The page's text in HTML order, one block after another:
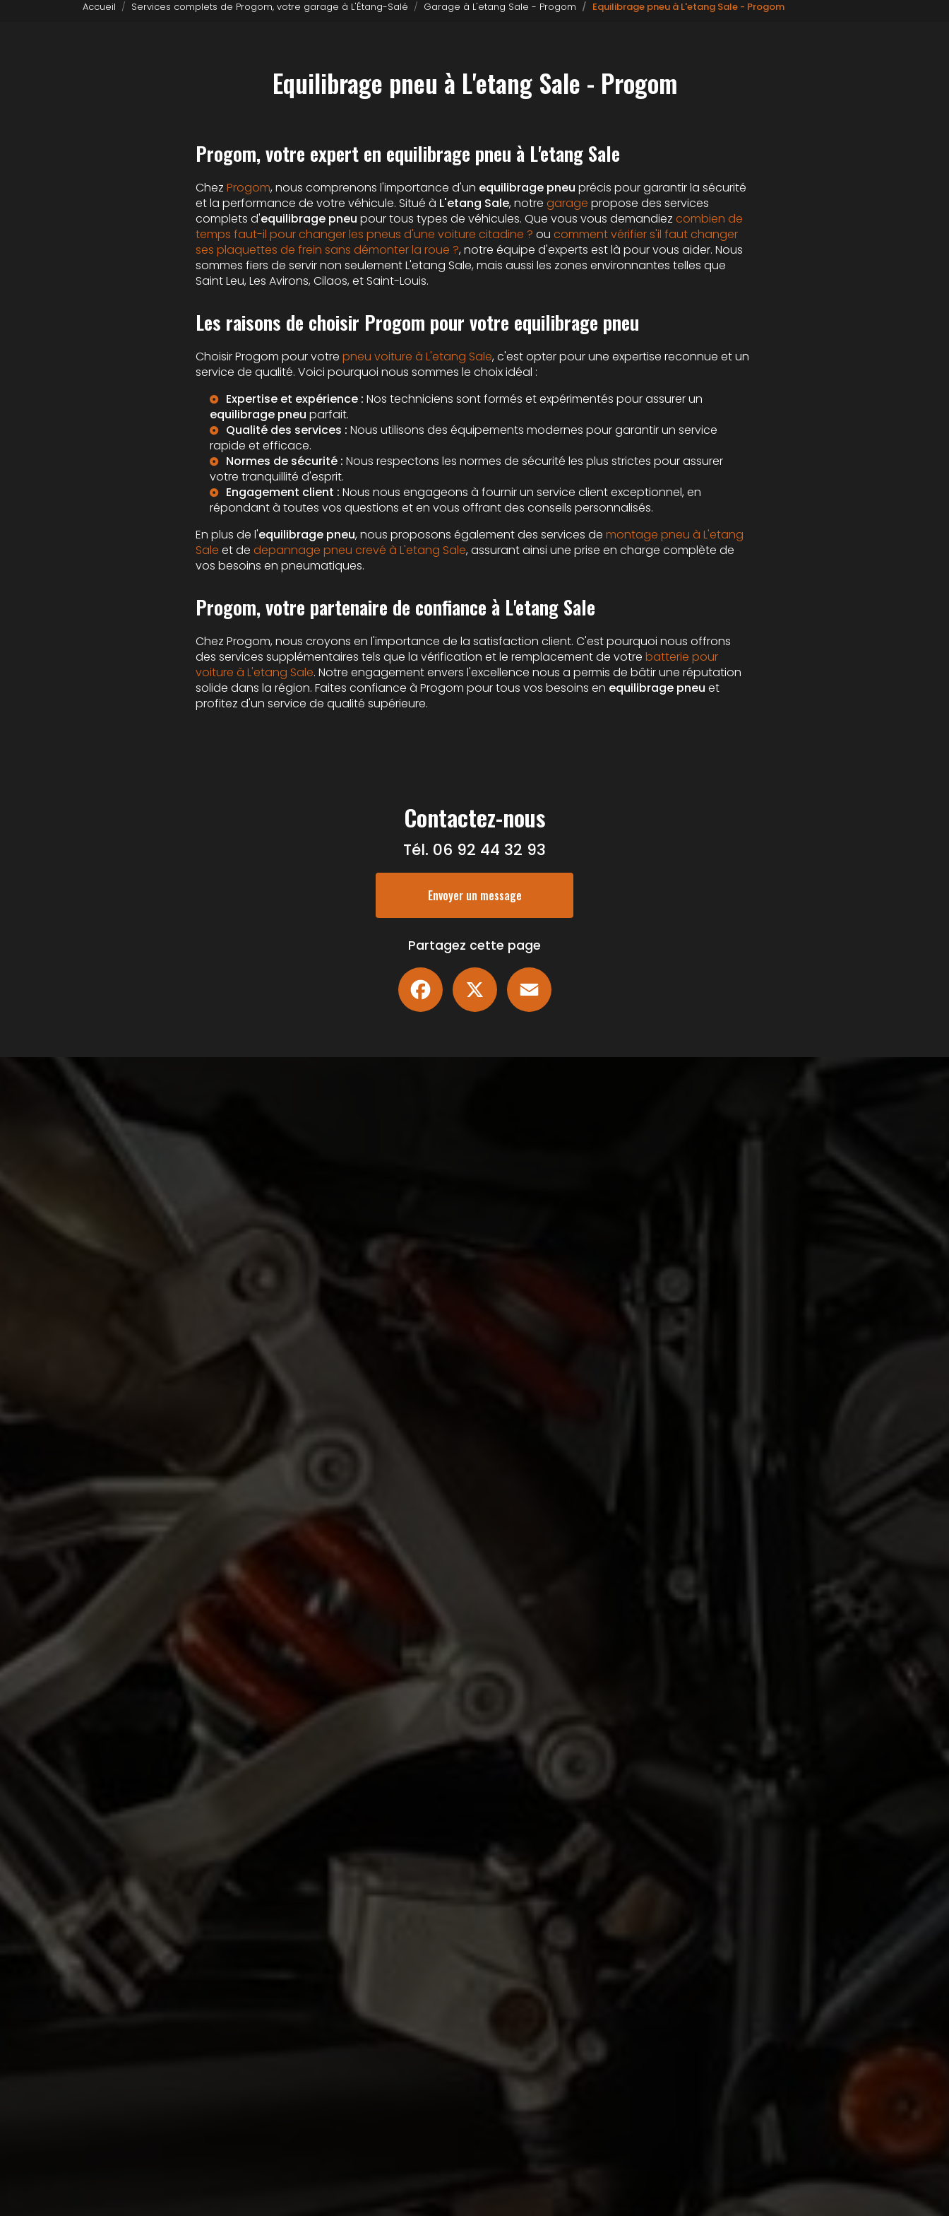
Accueil Services complets de Progom, votre garage à L'Étang-Salé Garage à L'etang Sale - Progom Equilibrage pneu à L'etang Sale - Progom
Equilibrage pneu à L'etang Sale - Progom
Progom, votre expert en equilibrage pneu à L'etang Sale
Chez Progom, nous comprenons l'importance d'un equilibrage pneu précis pour garantir la sécurité
et la performance de votre véhicule. Situé à L'etang Sale, notre garage propose des services
complets d'equilibrage pneu pour tous types de véhicules. Que vous vous demandiez combien de
temps faut-il pour changer les pneus d'une voiture citadine ? ou comment vérifier s'il faut changer
ses plaquettes de frein sans démonter la roue ?, notre équipe d'experts est là pour vous aider. Nous
sommes fiers de servir non seulement L'etang Sale, mais aussi les zones environnantes telles que
Saint Leu, Les Avirons, Cilaos, et Saint-Louis.
Les raisons de choisir Progom pour votre equilibrage pneu
Choisir Progom pour votre pneu voiture à L'etang Sale, c'est opter pour une expertise reconnue et un
service de qualité. Voici pourquoi nous sommes le choix idéal :
Expertise et expérience : Nos techniciens sont formés et expérimentés pour assurer un
equilibrage pneu parfait.
Qualité des services : Nous utilisons des équipements modernes pour garantir un service
rapide et efficace.
Normes de sécurité : Nous respectons les normes de sécurité les plus strictes pour assurer
votre tranquillité d'esprit.
Engagement client : Nous nous engageons à fournir un service client exceptionnel, en
répondant à toutes vos questions et en vous offrant des conseils personnalisés.
En plus de l'equilibrage pneu, nous proposons également des services de montage pneu à L'etang
Sale et de depannage pneu crevé à L'etang Sale, assurant ainsi une prise en charge complète de
vos besoins en pneumatiques.
Progom, votre partenaire de confiance à L'etang Sale
Chez Progom, nous croyons en l'importance de la satisfaction client. C'est pourquoi nous offrons
des services supplémentaires tels que la vérification et le remplacement de votre batterie pour
voiture à L'etang Sale. Notre engagement envers l'excellence nous a permis de bâtir une réputation
solide dans la région. Faites confiance à Progom pour tous vos besoins en equilibrage pneu et
profitez d'un service de qualité supérieure.
Contactez-nous
Tél. 06 92 44 32 93
Envoyer un message
Partagez cette page
Facebook